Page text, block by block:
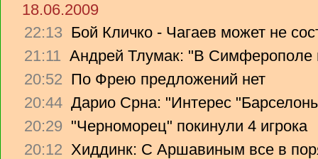
18.06.2009
22:13 Бой Кличко - Чагаев может не
21:11 Андрей Тлумак: "В Симферополе
20:52 По Фрею предложений нет
20:44 Дарио Срна: "Интерес
20:29 "Черноморец" покинули 4 игрока
20:12 Хиддинк: С Аршавиным все в